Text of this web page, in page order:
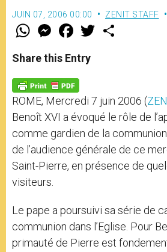
JUIN 07, 2006 00:00 ZENIT STAFF
W
t
s
p
p
M
e
s
e
g
e
r
F
a
e
b
o
k
w
Share this Entry
ROME, Mercredi 7 juin 2006 (
Benoît XVI a évoqué le rôle de
comme gardien de la
de l’audience générale de ce
Saint-Pierre, en présence de
visiteurs.
Le pape a poursuivi sa série de
communion dans l’Eglise. Pour
primauté de Pierre est